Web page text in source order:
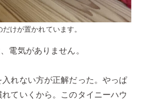
けが置かれています。
電気がありません。
入れない方が正解だった。やっぱ
ていくから。このタイニーハウ